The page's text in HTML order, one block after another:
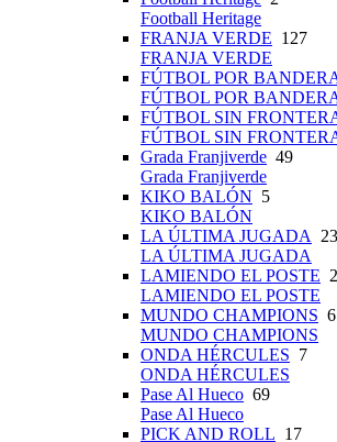
Football Heritage
FRANJA VERDE 127
FRANJA VERDE
FÚTBOL POR
FÚTBOL POR
FÚTBOL SIN
FÚTBOL SIN
Grada Franjiverde 49
Grada Franjiverde
KIKO BALÓN 5
KIKO BALÓN
LA ÚLTIMA JUGADA 23
LA ÚLTIMA JUGADA
LAMIENDO EL POSTE 2
LAMIENDO EL POSTE
MUNDO CHAMPIONS 6
MUNDO CHAMPIONS
ONDA HÉRCULES 7
ONDA HÉRCULES
Pase Al Hueco 69
Pase Al Hueco
PICK AND ROLL 17